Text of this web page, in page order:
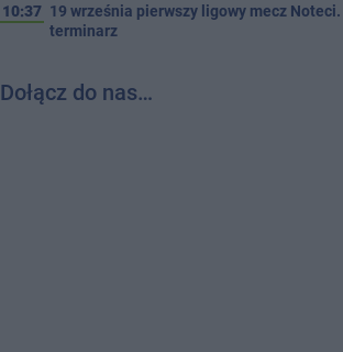
10:37 19 września pierwszy ligowy mecz Noteci.
terminarz
Dołącz do nas…